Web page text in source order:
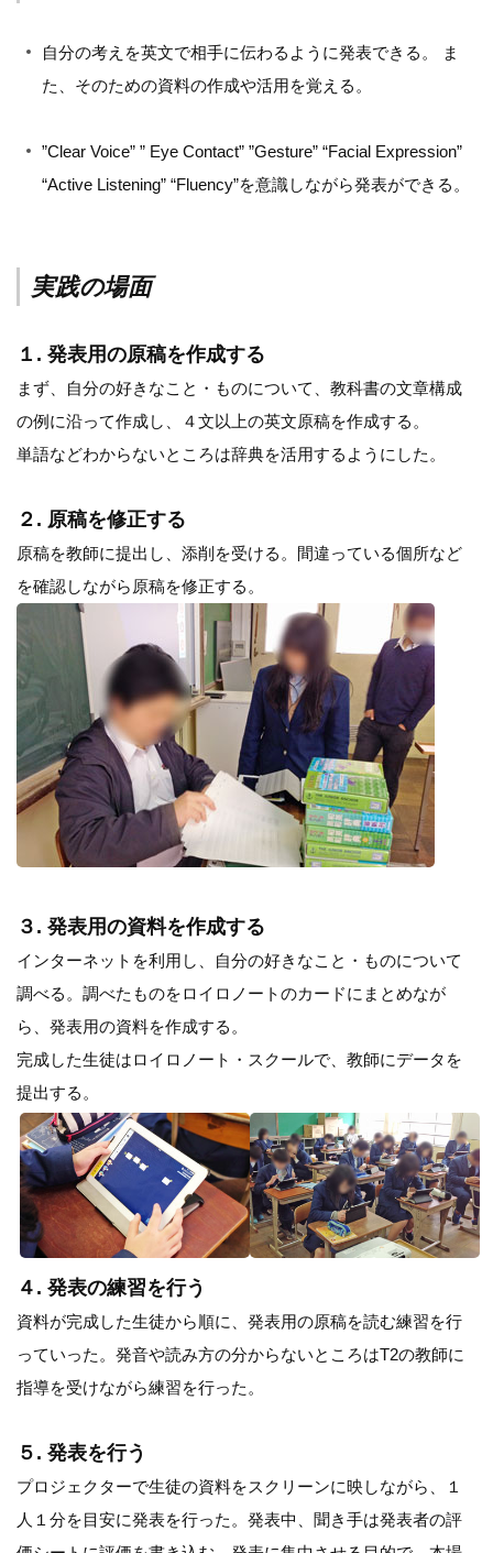
自分の考えを英文で相手に伝わるように発表できる。 ま
た、そのための資料の作成や活用を覚える。
”Clear Voice” ” Eye Contact” ”Gesture” “Facial Expression”
“Active Listening” “Fluency”を意識しながら発表ができる。
実践の場面
１. 発表用の原稿を作成する
まず、自分の好きなこと・ものについて、教科書の文章構成
の例に沿って作成し、４文以上の英文原稿を作成する。
単語などわからないところは辞典を活用するようにした。
２. 原稿を修正する
原稿を教師に提出し、添削を受ける。間違っている個所など
を確認しながら原稿を修正する。
３. 発表用の資料を作成する
インターネットを利用し、自分の好きなこと・ものについて
調べる。調べたものをロイロノートのカードにまとめなが
ら、発表用の資料を作成する。
完成した生徒はロイロノート・スクールで、教師にデータを
提出する。
４. 発表の練習を行う
資料が完成した生徒から順に、発表用の原稿を読む練習を行
っていった。発音や読み方の分からないところはT2の教師に
指導を受けながら練習を行った。
５. 発表を行う
プロジェクターで生徒の資料をスクリーンに映しながら、１
人１分を目安に発表を行った。発表中、聞き手は発表者の評